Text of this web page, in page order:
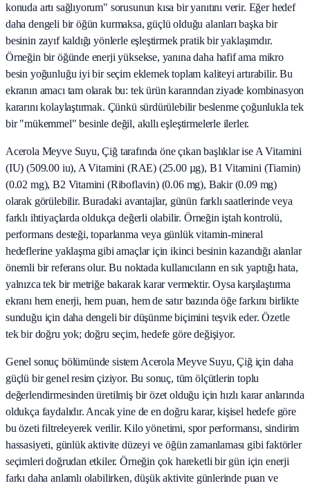
konuda artı sağlıyorum" sorusunun kısa bir yanıtını verir. Eğer hedef
daha dengeli bir öğün kurmaksa, güçlü olduğu alanları başka bir
besinin zayıf kaldığı yönlerle eşleştirmek pratik bir yaklaşımdır.
Örneğin bir öğünde enerji yüksekse, yanına daha hafif ama mikro
besin yoğunluğu iyi bir seçim eklemek toplam kaliteyi artırabilir. Bu
ekranın amacı tam olarak bu: tek ürün kararından ziyade kombinasyon
kararını kolaylaştırmak. Çünkü sürdürülebilir beslenme çoğunlukla tek
bir "mükemmel" besinle değil, akıllı eşleştirmelerle ilerler.
Acerola Meyve Suyu, Çiğ tarafında öne çıkan başlıklar ise A Vitamini
(IU) (509.00 iu), A Vitamini (RAE) (25.00 µg), B1 Vitamini (Tiamin)
(0.02 mg), B2 Vitamini (Riboflavin) (0.06 mg), Bakir (0.09 mg)
olarak görülebilir. Buradaki avantajlar, günün farklı saatlerinde veya
farklı ihtiyaçlarda oldukça değerli olabilir. Örneğin iştah kontrolü,
performans desteği, toparlanma veya günlük vitamin-mineral
hedeflerine yaklaşma gibi amaçlar için ikinci besinin kazandığı alanlar
önemli bir referans olur. Bu noktada kullanıcıların en sık yaptığı hata,
yalnızca tek bir metriğe bakarak karar vermektir. Oysa karşılaştırma
ekranı hem enerji, hem puan, hem de satır bazında öğe farkını birlikte
sunduğu için daha dengeli bir düşünme biçimini teşvik eder. Özetle
tek bir doğru yok; doğru seçim, hedefe göre değişiyor.
Genel sonuç bölümünde sistem Acerola Meyve Suyu, Çiğ için daha
güçlü bir genel resim çiziyor. Bu sonuç, tüm ölçütlerin toplu
değerlendirmesinden üretilmiş bir özet olduğu için hızlı karar anlarında
oldukça faydalıdır. Ancak yine de en doğru karar, kişisel hedefe göre
bu özeti filtreleyerek verilir. Kilo yönetimi, spor performansı, sindirim
hassasiyeti, günlük aktivite düzeyi ve öğün zamanlaması gibi faktörler
seçimleri doğrudan etkiler. Örneğin çok hareketli bir gün için enerji
farkı daha anlamlı olabilirken, düşük aktivite günlerinde puan ve